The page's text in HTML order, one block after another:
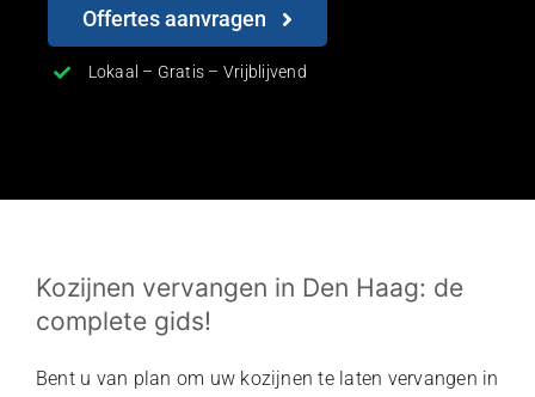
Offertes aanvragen
Lokaal – Gratis – Vrijblijvend
Kozijnen vervangen in Den Haag: de
complete gids!
Bent u van plan om uw kozijnen te laten vervangen in